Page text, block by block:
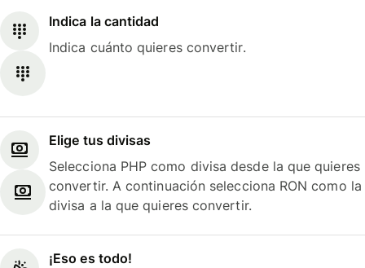
Indica la cantidad
Indica cuánto quieres convertir.
Elige tus divisas
Selecciona PHP como divisa desde la que quieres
convertir. A continuación selecciona RON como la
divisa a la que quieres convertir.
¡Eso es todo!